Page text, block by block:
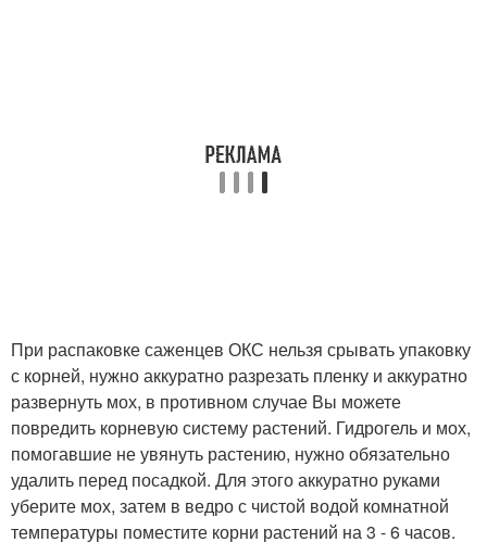
При распаковке саженцев ОКС нельзя срывать упаковку
с корней, нужно аккуратно разрезать пленку и аккуратно
развернуть мох, в противном случае Вы можете
повредить корневую систему растений. Гидрогель и мох,
помогавшие не увянуть растению, нужно обязательно
удалить перед посадкой. Для этого аккуратно руками
уберите мох, затем в ведро с чистой водой комнатной
температуры поместите корни растений на 3 - 6 часов.